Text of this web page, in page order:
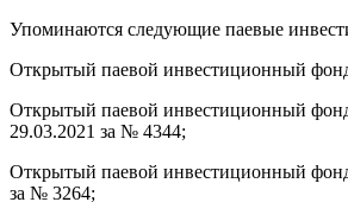
Упоминаются следующие паевые
Открытый паевой инвестиционный
Открытый паевой инвестиционный
29.03.2021 за № 4344;
Открытый паевой инвестиционный
за № 3264;